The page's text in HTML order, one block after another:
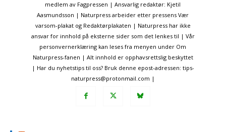
medlem av Fagpressen | Ansvarlig redaktør: Kjetil
Aasmundsson | Naturpress arbeider etter pressens Vær
varsom-plakat og Redaktørplakaten | Naturpress har ikke
ansvar for innhold på eksterne sider som det lenkes til | Vår
personvernerklæring kan leses fra menyen under Om
Naturpress-fanen | Alt innhold er opphavsrettslig beskyttet
| Har du nyhetstips til oss? Bruk denne epost-adressen: tips-
naturpress@protonmail.com |